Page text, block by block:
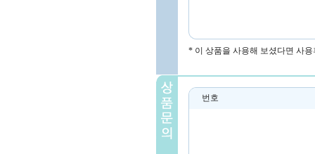
* 이 상품을 사용해 보셨다면 사
번호